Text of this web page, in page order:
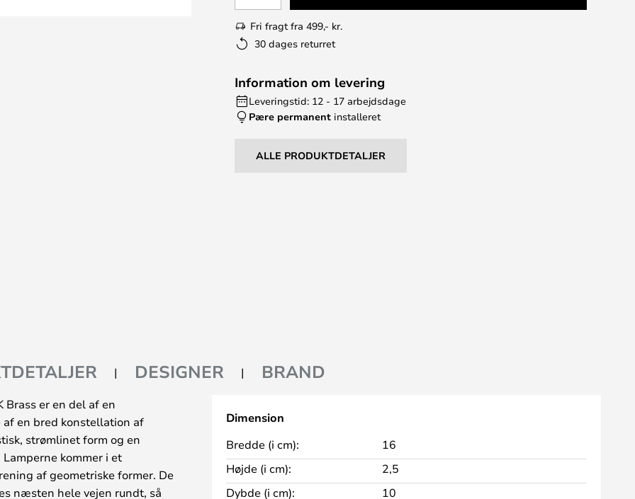
Fri fragt fra 499,- kr.
30 dages returret
Information om levering
Leveringstid: 12 - 17 arbejdsdage
Pære permanent installeret
ALLE PRODUKTDETALJER
DESIGNER BRAND
Brass er en del af en
en bred konstellation af
strømlinet form og en
kommer i et
af geometriske former. De
næsten hele vejen rundt, så
Dimension
Bredde (i cm):
16
Højde (i cm):
2,5
Dybde (i cm):
10